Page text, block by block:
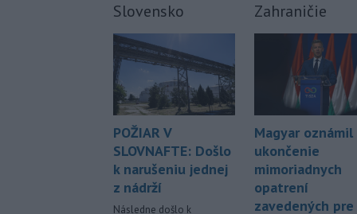
Slovensko
POŽIAR V
SLOVNAFTE: Došlo
k narušeniu jednej
z nádrží
Následne došlo k
Zahraničie
Magyar oznámil
ukončenie
mimoriadnych
opatrení
zavedených pre